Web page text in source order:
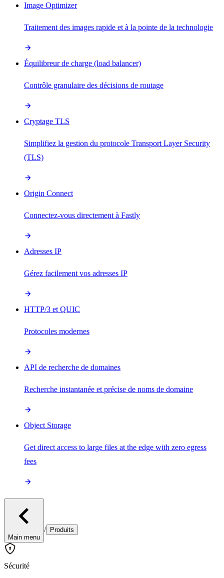
Image Optimizer
Traitement des images rapide et à la pointe de la technologie
Équilibreur de charge (load balancer)
Contrôle granulaire des décisions de routage
Cryptage TLS
Simplifiez la gestion du protocole Transport Layer Security
(TLS)
Origin Connect
Connectez-vous directement à Fastly
Adresses IP
Gérez facilement vos adresses IP
HTTP/3 et QUIC
Protocoles modernes
API de recherche de domaines
Recherche instantanée et précise de noms de domaine
Object Storage
Get direct access to large files at the edge with zero egress
fees
Main menu
/ Produits
Sécurité